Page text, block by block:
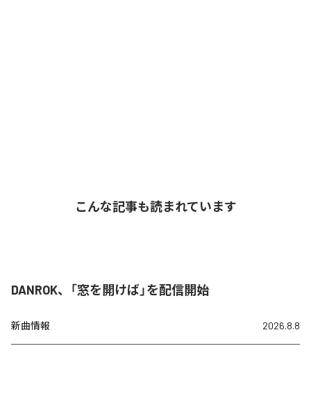
こんな記事も読まれています
DANROK、「窓を開けば」を配信開始
新曲情報 2026.8.8